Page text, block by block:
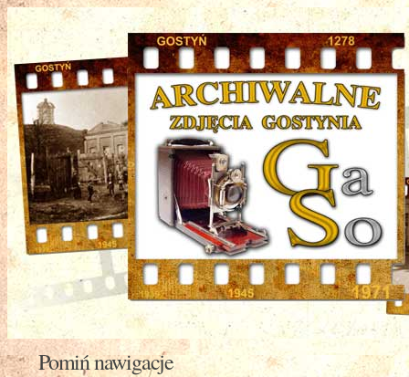
Pomiń nawigacje